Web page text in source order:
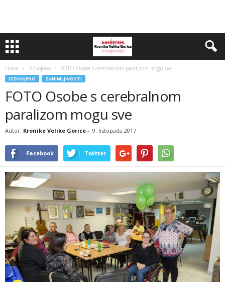
Home Izdvojeno FOTO Osobe s cerebralnom paralizom mogu sve
IZDVOJENO ZANIMLJIVOSTI
FOTO Osobe s cerebralnom
paralizom mogu sve
Autor: Kronike Velike Gorice - 9. listopada 2017
Facebook Twitter